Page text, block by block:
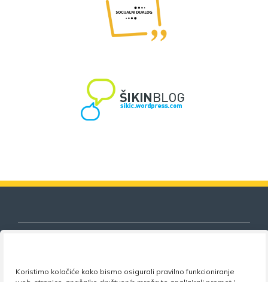
Koristimo kolačiće kako bismo osigurali pravilno funkcioniranje
Nezavisni sindikat znanosti i visokog